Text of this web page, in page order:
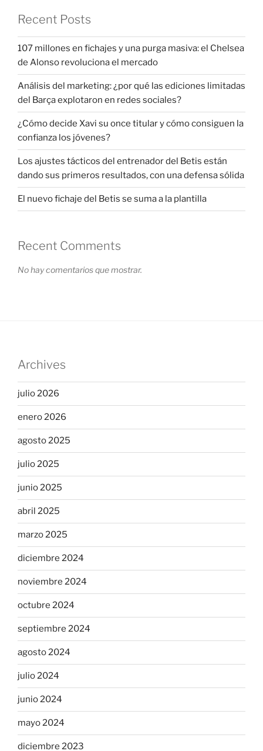
Recent Posts
107 millones en fichajes y una purga masiva: el Chelsea
de Alonso revoluciona el mercado
Análisis del marketing: ¿por qué las ediciones limitadas
del Barça explotaron en redes sociales?
¿Cómo decide Xavi su once titular y cómo consiguen la
confianza los jóvenes?
Los ajustes tácticos del entrenador del Betis están
dando sus primeros resultados, con una defensa sólida
El nuevo fichaje del Betis se suma a la plantilla
Recent Comments
No hay comentarios que mostrar.
Archives
julio 2026
enero 2026
agosto 2025
julio 2025
junio 2025
abril 2025
marzo 2025
diciembre 2024
noviembre 2024
octubre 2024
septiembre 2024
agosto 2024
julio 2024
junio 2024
mayo 2024
diciembre 2023